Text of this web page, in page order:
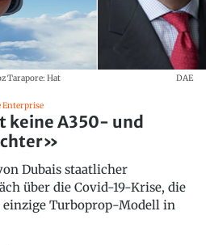
Tarapore: Hat
DAE
Enterprise
keine A350- und
Dubais staatlicher
über die Covid-19-Krise, die
einzige Turboprop-Modell in